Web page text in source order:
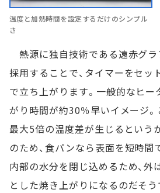
温度と加熱時間を設定するだけのシンプル
さ
熱源に独自技術である遠赤グ
採用することで、タイマーをセッ
で立ち上がります。一般的なヒー
がり時間が約30％早いイメージ
最大5倍の温度差が生じるという
のため、食パンなら表面を短時間
内部の水分を閉じ込めるため、外
とした焼き上がりになるのだそう